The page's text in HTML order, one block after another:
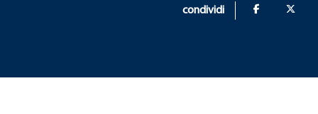
condividi